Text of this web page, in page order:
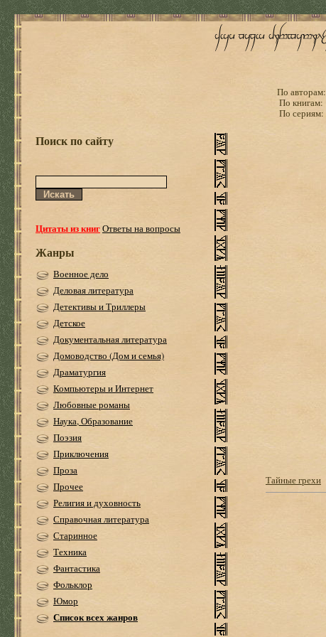
По авторам:
По книгам:
По сериям:
Поиск по сайту
Цитаты из книгОтветы на вопросы
Жанры
Военное дело
Деловая литература
Детективы и Триллеры
Детское
Документальная литература
Домоводство (Дом и семья)
Драматургия
Компьютеры и Интернет
Любовные романы
Наука, Образование
Поэзия
Приключения
Проза
Прочее
Религия и духовность
Справочная литература
Старинное
Техника
Фантастика
Фольклор
Юмор
Список всех жанров
Тайные грехи